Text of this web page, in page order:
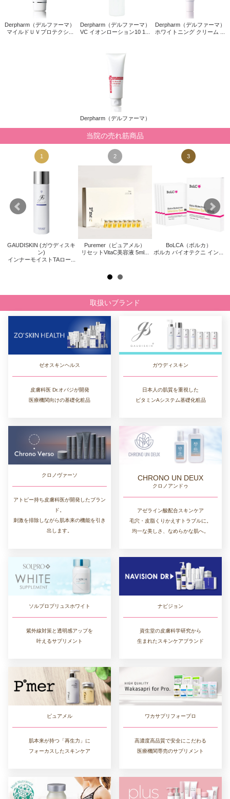
Derpharm（デルファーマ）
マイルドＵＶプロテクシ...
Derpharm（デルファーマ）
VC イオンローション10 1...
Derpharm（デルファーマ）
ホワイトニング クリーム ...
Derpharm（デルファーマ）
当院の売れ筋商品
1
GAUDISKIN (ガウディスキ
ン)
インナーモイストTAロー...
2
Puremer（ピュアメル）
リセットVitaC美容液 5ml...
3
BoLCA（ボルカ）
ボルカ バイオテクニ イン...
取扱いブランド
ゼオスキンヘルス
皮膚科医 Dr.オバジが開発
医療機関向けの基礎化粧品
ガウディスキン
日本人の肌質を重視した
ビタミンAシステム基礎化粧品
クロノヴァーソ
アトピー持ち皮膚科医が開発したブラン
ド。
刺激を排除しながら肌本来の機能を引き
出します。
CHRONO UN DEUX
クロノアンドゥ
アゼライン酸配合スキンケア
毛穴・皮脂くりかえすトラブルに。
均一な美しさ、なめらかな肌へ。
ソルプロプリュスホワイト
紫外線対策と透明感アップを
叶えるサプリメント
ナビジョン
資生堂の皮膚科学研究から
生まれたスキンケアブランド
ピュアメル
肌本来が持つ「再生力」に
フォーカスしたスキンケア
ワカサプリフォープロ
高濃度高品質で安全にこだわる
医療機関専売のサプリメント